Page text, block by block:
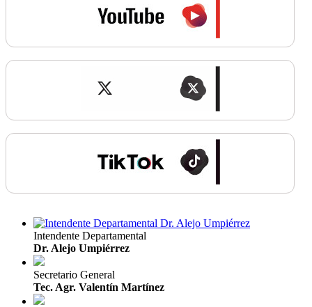
Intendente Departamental
Dr. Alejo Umpiérrez
Secretario General
Tec. Agr. Valentín Martínez